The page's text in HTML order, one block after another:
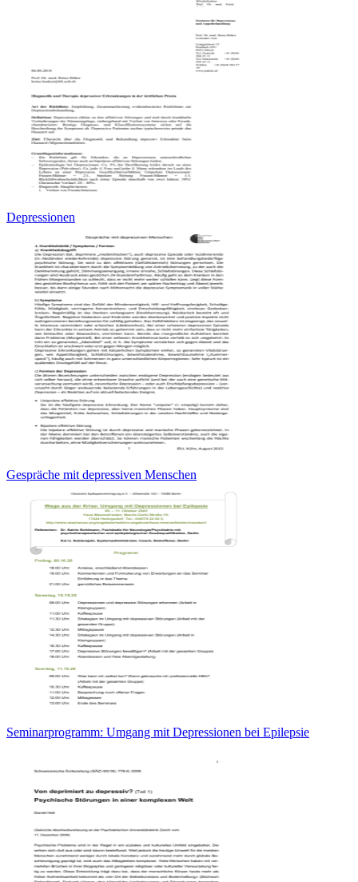
Depressionen
Gespräche mit depressiven Menschen
Seminarprogramm: Umgang mit Depressionen bei Epilepsie